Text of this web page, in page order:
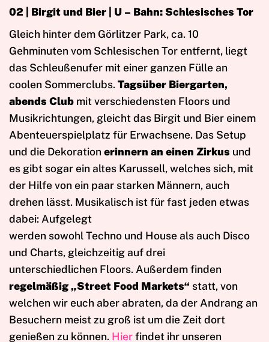
02 | Birgit und Bier | U – Bahn: Schlesisches Tor
Gleich hinter dem Görlitzer Park, ca. 10
Gehminuten vom Schlesischen Tor entfernt, liegt
das Schleußenufer mit einer ganzen Fülle an
coolen Sommerclubs.Tagsüber Biergarten,
abends Club mit verschiedensten Floors und
Musikrichtungen, gleicht das Birgit und Bier einem
Abenteuerspielplatz für Erwachsene. Das Setup
und die Dekorationerinnern an einen Zirkus und
es gibt sogar ein altes Karussell, welches sich, mit
der Hilfe von ein paar starken Männern, auch
drehen lässt. Musikalisch ist für fast jeden etwas
dabei: Aufgelegt
werden sowohl Techno und House als auch Disco
und Charts, gleichzeitig auf drei
unterschiedlichen Floors. Außerdem finden
regelmäßig „Street Food Markets“ statt, von
welchen wir euch aber abraten, da der Andrang an
Besuchern meist zu groß ist um die Zeit dort
genießen zu können. Hierfindet ihr unseren